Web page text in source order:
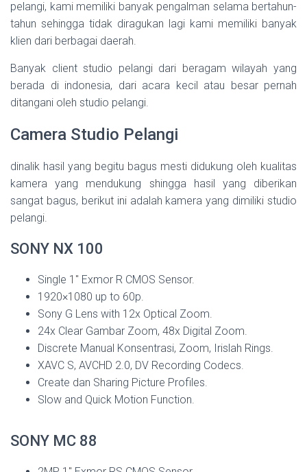
pelangi, kami memiliki banyak pengalman selama bertahun-
tahun sehingga tidak diragukan lagi kami memiliki banyak
klien dari berbagai daerah.
Banyak client studio pelangi dari beragam wilayah yang
berada di indonesia, dari acara kecil atau besar pernah
ditangani oleh studio pelangi.
Camera Studio Pelangi
dinalik hasil yang begitu bagus mesti didukung oleh kualitas
kamera yang mendukung shingga hasil yang diberikan
sangat bagus, berikut ini adalah kamera yang dimiliki studio
pelangi.
SONY NX 100
Single 1″ Exmor R CMOS Sensor.
1920×1080 up to 60p.
Sony G Lens with 12x Optical Zoom.
24x Clear Gambar Zoom, 48x Digital Zoom.
Discrete Manual Konsentrasi, Zoom, Irislah Rings.
XAVC S, AVCHD 2.0, DV Recording Codecs.
Create dan Sharing Picture Profiles.
Slow and Quick Motion Function.
SONY MC 88